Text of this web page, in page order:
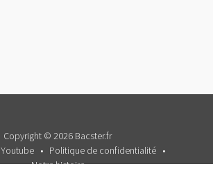
Copyright © 2026 Bacster.fr
Youtube
Politique de confidentialité
Notre histoire